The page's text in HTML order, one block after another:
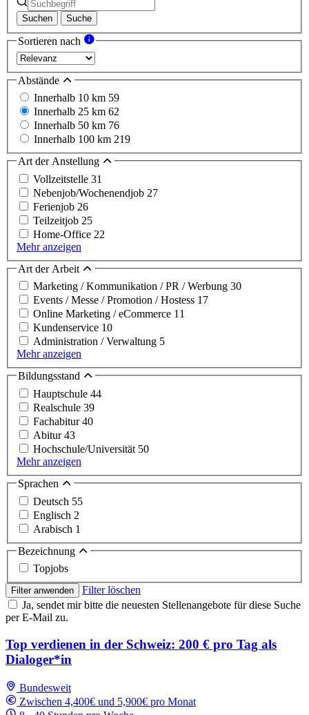
Suchen Suche
Sortieren nach
Abstände
Innerhalb 10 km 59
Innerhalb 25 km 62
Innerhalb 50 km 76
Innerhalb 100 km 219
Art der Anstellung
Vollzeitstelle 31
Nebenjob/Wochenendjob 27
Ferienjob 26
Teilzeitjob 25
Home-Office 22
Mehr anzeigen
Art der Arbeit
Marketing / Kommunikation / PR / Werbung 30
Events / Messe / Promotion / Hostess 17
Online Marketing / eCommerce 11
Kundenservice 10
Administration / Verwaltung 5
Mehr anzeigen
Bildungsstand
Hauptschule 44
Realschule 39
Fachabitur40
Abitur43
Hochschule/Universität 50
Mehr anzeigen
Sprachen
Deutsch 55
Englisch 2
Arabisch 1
Bezeichnung
Topjobs
Filter anwenden
Filter löschen
Ja, sendet mir bitte die neuesten Stellenangebote für diese Suche
per E-Mail zu.
Top verdienen in der Schweiz: 200 € pro Tag als
Dialoger*in
Bundesweit
Zwischen 4,400€ und 5,900€ pro Monat